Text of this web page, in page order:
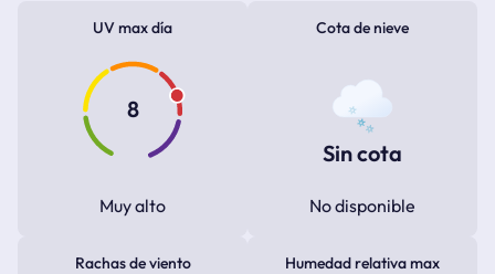
UV max día
8
Muy alto
Cota de nieve
Sin cota
No disponible
Rachas de viento Humedad relativa max